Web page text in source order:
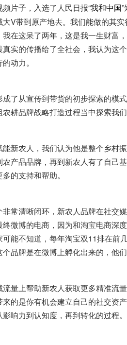
片子，入选了人民日报“我和中国
V带到原产地去。我们能做的其
在这呆了两年，这是我一生财富
实的传播给了全社会，我认为这
动力。
了从宣传到带货的初步探索的模
耕品牌战略打造过程当中探索我
新农人，我们认为他是整个乡村
产品品牌，再到新农人有了自己
的支持和帮助。
常清晰闭环，新农人品牌在社交
微博的电商，因为和淘宝电商深
能不知道，每年淘宝双11排在
品牌是在微博上孵化出来的，他
量上帮助新农人获取更多精准流
的是你有机会建立自己的社交资
响力到认知度，再到转化的过程